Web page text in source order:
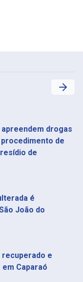
drogas
de
de
é
João do
e
Caparaó